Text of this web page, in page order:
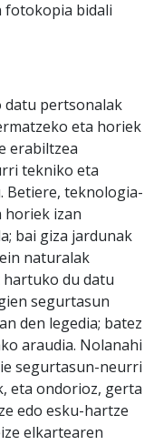
fotokopia bidali
datu pertsonalak
eta horiek
erabiltzea
tekniko eta
Betiere, teknologia-
horiek izan
bai giza jardunak
naturalak
du datu
segurtasun
den legedia; batez
araudia. Nolanahi
segurtasun-neurri
eta ondorioz, gerta
edo esku-hartze
elkartearen